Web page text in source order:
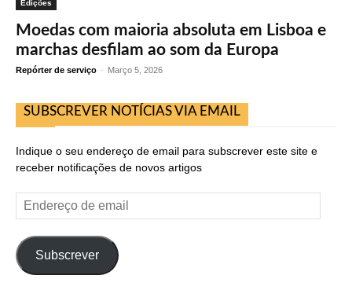
Edições
Moedas com maioria absoluta em Lisboa e
marchas desfilam ao som da Europa
Repórter de serviço - Março 5, 2026
SUBSCREVER NOTÍCIAS VIA EMAIL
Indique o seu endereço de email para subscrever este site e
receber notificações de novos artigos
Endereço
de
Subscrever